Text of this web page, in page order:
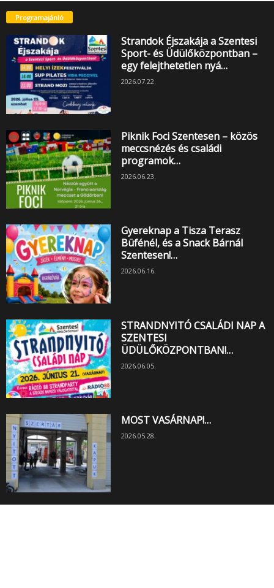
Programajánló
Strandok Éjszakája a Szentesi
Sport- és Üdülőközpontban –
egy felejthetetlen nyá…
2026.07.22.
Piknik Foci Szentesen – közös
meccsnézés és családi
programok…
2026.06.23.
Gyereknap a Tisza Terasz
Büfénél, és a Snack Bárnál
Szentesen!…
2026.06.16.
STRANDNYITÓ CSALÁDI NAP A
SZENTESI
ÜDÜLŐKÖZPONTBAN!…
2026.06.05.
MOST VASÁRNAP!…
2026.05.28.